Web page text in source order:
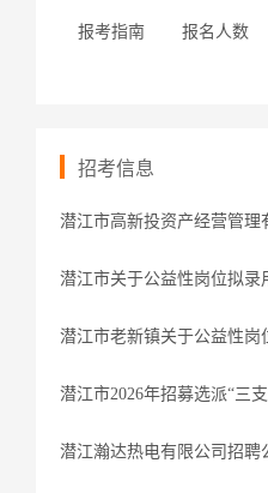
报考指南 报名人数
招考信息
潜江市高新投资产经营管理
潜江市关于公益性岗位拟录
潜江市老新镇关于公益性岗
潜江市2026年招募选派“三
潜江瀚达热电有限公司招聘